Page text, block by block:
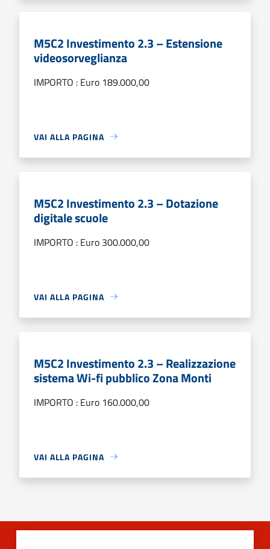
M5C2 Investimento 2.3 – Estensione
videosorveglianza
IMPORTO : Euro 189.000,00
VAI ALLA PAGINA
M5C2 Investimento 2.3 – Dotazione
digitale scuole
IMPORTO : Euro 300.000,00
VAI ALLA PAGINA
M5C2 Investimento 2.3 – Realizzazione
sistema Wi-fi pubblico Zona Monti
IMPORTO : Euro 160.000,00
VAI ALLA PAGINA